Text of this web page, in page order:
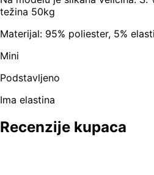
težina 50kg
Materijal: 95% poliester, 5%
Mini
Podstavljeno
Ima elastina
Recenzije kupaca